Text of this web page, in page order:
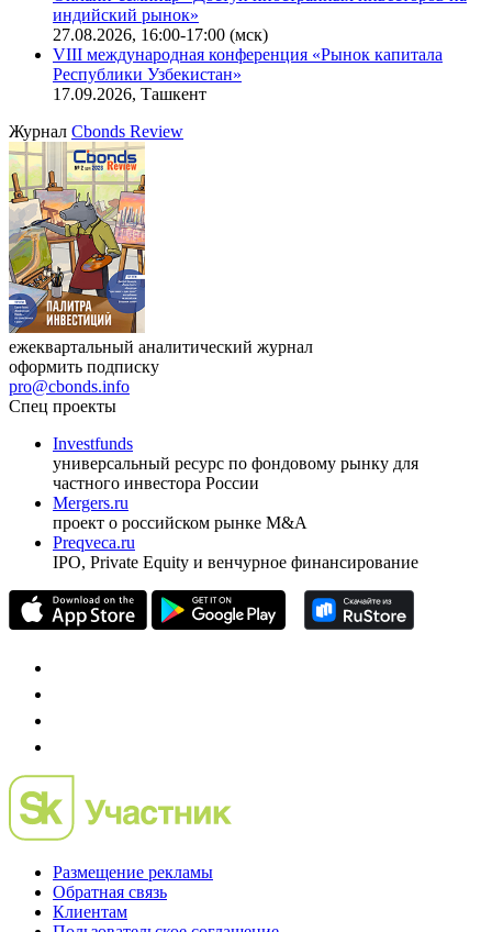
Онлайн-семинар «Новый стандарт инвестиций в
офисную недвижимость»
11.08.2026, 16:30-18:00 (мск)
Онлайн-семинар «Доступ иностранных инвесторов на
индийский рынок»
VIII международная конференция «Рынок капитала
Республики Узбекистан»
17.09.2026, Ташкент
ЖурналCbonds Review
ежеквартальный аналитический журнал
оформить подписку
pro@cbonds.info
Спец проекты
Investfunds
универсальный ресурс по фондовому рынку для
частного инвестора России
проект о российском рынке M&A
Preqveca.ru